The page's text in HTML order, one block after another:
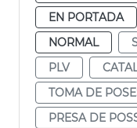
EN PORTADA
NORMAL
PLV
TOMA DE
PRESA DE